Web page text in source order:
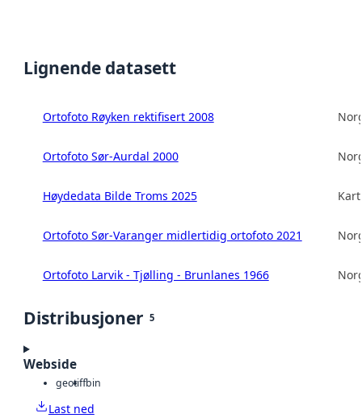
Lignende datasett
Ortofoto Røyken rektifisert 2008
Ortofoto Sør-Aurdal 2000
Høydedata Bilde Troms 2025
Ortofoto Sør-Varanger midlertidig ortofoto 2021
Ortofoto Larvik - Tjølling - Brunlanes 1966
Distribusjoner 5
Webside
geotiffbin
Last ned